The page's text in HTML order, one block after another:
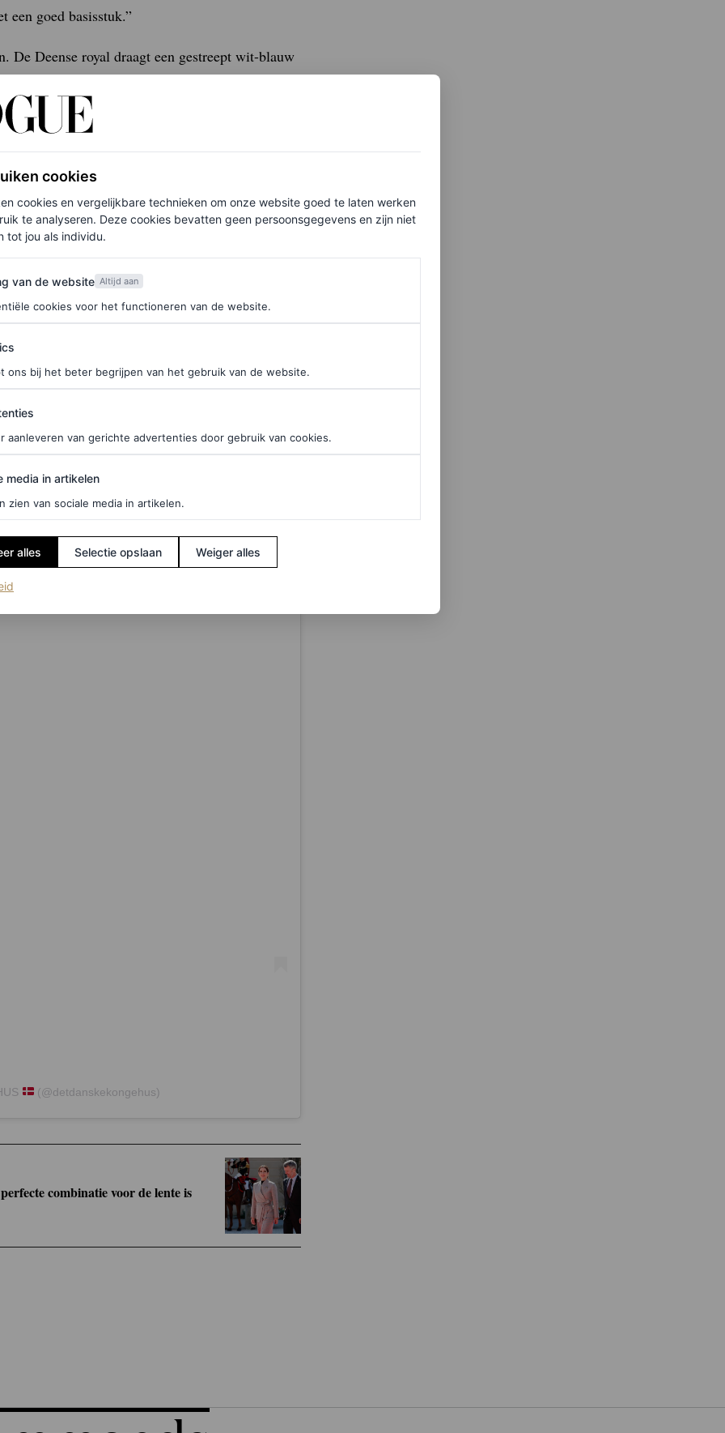
een goed basisstuk.”
De Deense royal draagt een gestreept wit-blauw
Gianvito Rossi.
royal ook al zien dat ze de trends in de
en pofmouwen. Daarover lees je meer in
zomer
(@detdanskekongehus)
combinatie voor de lente is
cookies
cookies en vergelijkbare technieken om onze website goed te laten werken
te analyseren. Deze cookies bevatten geen persoonsgegevens en zijn niet
tot jou als individu.
de website
van de website Altijd aan
cookies voor het functioneren van de website.
ons bij het beter begrijpen van het gebruik van de website.
aanleveren van gerichte advertenties door gebruik van cookies.
in artikelen
media in artikelen
zien van sociale media in artikelen.
alles Selectie opslaan Weiger alles